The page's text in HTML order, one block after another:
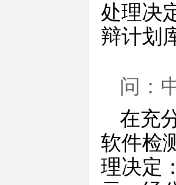
处理决
辩计划
问：
在充
软件检
理决定